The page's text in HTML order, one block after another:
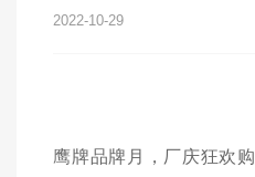
2022-10-29
鹰牌品牌月，厂庆狂欢